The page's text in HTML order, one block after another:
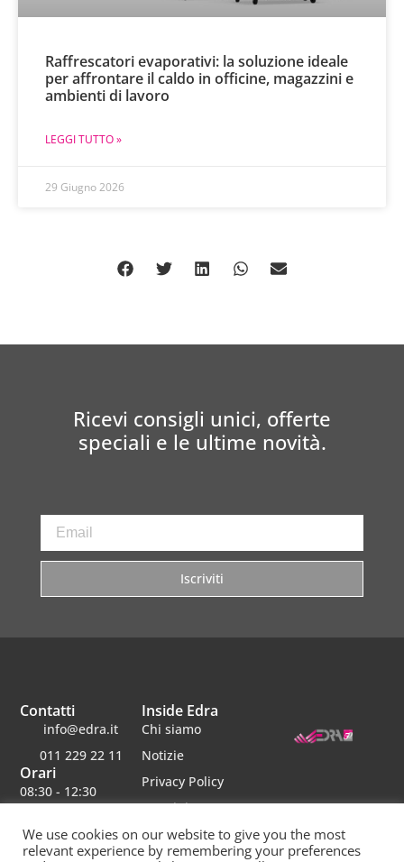
Raffrescatori evaporativi: la soluzione ideale
per affrontare il caldo in officine, magazzini e
ambienti di lavoro
LEGGI TUTTO »
29 Giugno 2026
Ricevi consigli unici, offerte
speciali e le ultime novità.
Iscriviti
Inside Edra
Chi siamo
Notizie
Privacy Policy
Termini e
condizioni
Lavora con noi
Contatti
info@edra.it
011 229 22 11
Orari
08:30 - 12:30
Sabato chiuso
We use cookies on our website to give you the most
relevant experience by remembering your preferences